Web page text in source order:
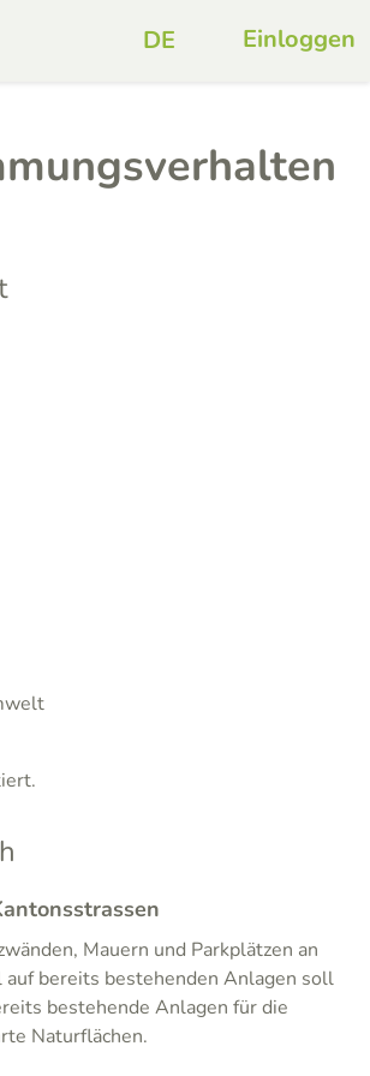
Einloggen
Mauern und Parkplätzen an
bereits bestehenden Anlagen soll
bestehende Anlagen für die
Naturflächen.